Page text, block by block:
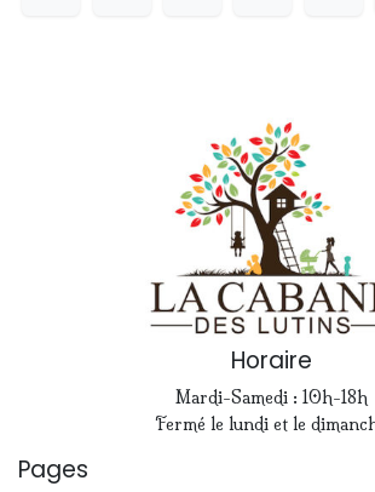
Horaire
Mardi-Samedi : 10h-18h
Fermé le lundi et le
Pages